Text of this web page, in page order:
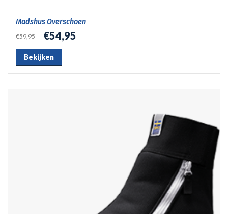
Madshus Overschoen
€59,95 €54,95
Bekijken